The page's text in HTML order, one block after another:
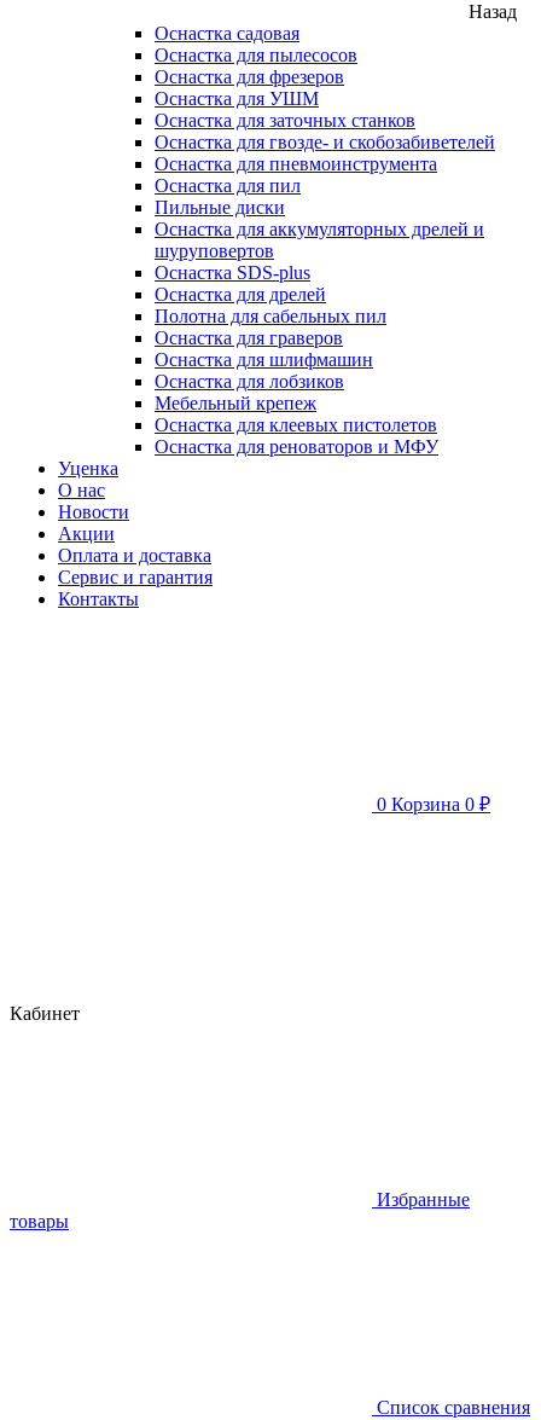
Назад
Оснастка садовая
Оснастка для пылесосов
Оснастка для фрезеров
Оснастка для УШМ
Оснастка для заточных станков
Оснастка для гвозде- и скобозабиветелей
Оснастка для пневмоинструмента
Оснастка для пил
Пильные диски
Оснастка для аккумуляторных дрелей и
шуруповертов
Оснастка SDS-plus
Оснастка для дрелей
Полотна для сабельных пил
Оснастка для граверов
Оснастка для шлифмашин
Оснастка для лобзиков
Мебельный крепеж
Оснастка для клеевых пистолетов
Оснастка для реноваторов и МФУ
Уценка
О нас
Новости
Акции
Оплата и доставка
Сервис и гарантия
Контакты
0 Корзина 0 ₽
Кабинет
Избранные
товары
Список сравнения